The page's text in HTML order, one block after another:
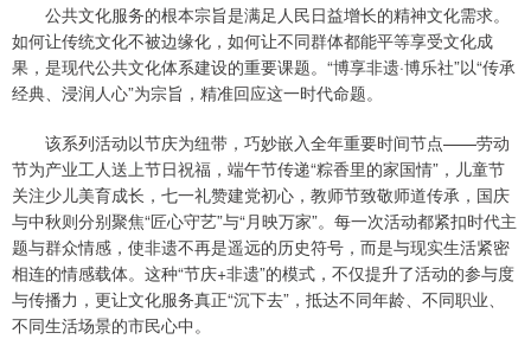
公共文化服务的根本宗旨是满足人民日益增长的精神文化需求。
如何让传统文化不被边缘化，如何让不同群体都能平等享受文化成
果，是现代公共文化体系建设的重要课题。“博享非遗·博乐社”以“传承
经典、浸润人心”为宗旨，精准回应这一时代命题。
该系列活动以节庆为纽带，巧妙嵌入全年重要时间节点——劳动
节为产业工人送上节日祝福，端午节传递“粽香里的家国情”，儿童节
关注少儿美育成长，七一礼赞建党初心，教师节致敬师道传承，国庆
与中秋则分别聚焦“匠心守艺”与“月映万家”。每一次活动都紧扣时代主
题与群众情感，使非遗不再是遥远的历史符号，而是与现实生活紧密
相连的情感载体。这种“节庆+非遗”的模式，不仅提升了活动的参与度
与传播力，更让文化服务真正“沉下去”，抵达不同年龄、不同职业、
不同生活场景的市民心中。